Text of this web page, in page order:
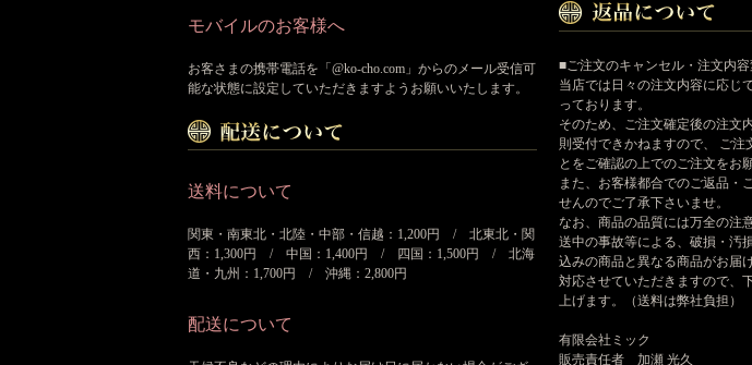
モバイルのお客様へ
お客さまの携帯電話を「@ko-cho.com」からのメール受信可
能な状態に設定していただきますようお願いいたします。
送料について
関東・南東北・北陸・中部・信越：1,200円 / 北東北・関
西：1,300円 / 中国：1,400円 / 四国：1,500円 / 北海
道・九州：1,700円 / 沖縄：2,800円
配送について
■ご注文のキャンセル・注文内
当店では日々の注文内容に応じ
っております。
そのため、ご注文確定後の注文
則受付できかねますので、 ご注
とをご確認の上でのご注文をお
また、お客様都合でのご返品・
せんのでご了承下さいませ。
なお、商品の品質には万全の注
送中の事故等による、破損・汚
込みの商品と異なる商品がお届
対応させていただきますので、
上げます。（送料は弊社負担）
有限会社ミック
販売責任者 加瀬 光久